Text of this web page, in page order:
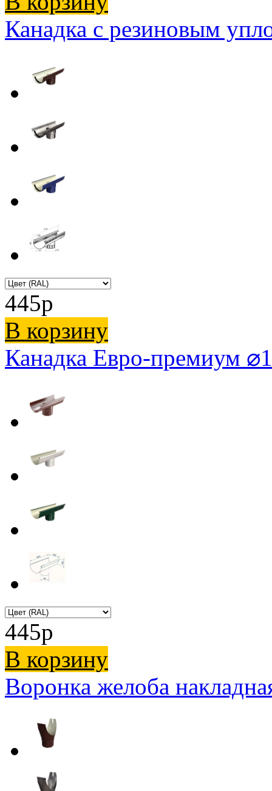
Канадка с резиновым
445p
В корзину
Канадка Евро-премиум
445p
В корзину
Воронка желоба